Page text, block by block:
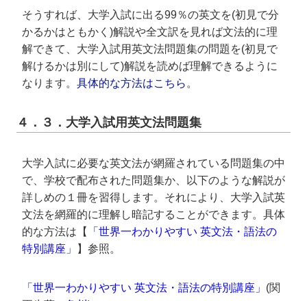
そうすれば、大学入試に出る99％の英文を(初見で分
かるかはともかく)解説や全文訳を見れば文法的に理
解できて、大学入試用英文法問題集の問題を(初見で
解けるかは別にして)解説を読めば理解できるように
なります。 具体的な方法はこちら 。
４．３．大学入試用英文法問題集
大学入試に必要な英文法が網羅されている問題集の中
で、学校で配布された問題集か、以下のような解説が
詳しめの１冊を習得します。それにより、大学入試英
文法を網羅的に理解し暗記することができます。具体
的な方法は【
「 世界一わかりやすい 英文法・語法の
特別講座 」 】参照。
「 世界一わかりやすい 英文法・語法の特別講座 」 (関